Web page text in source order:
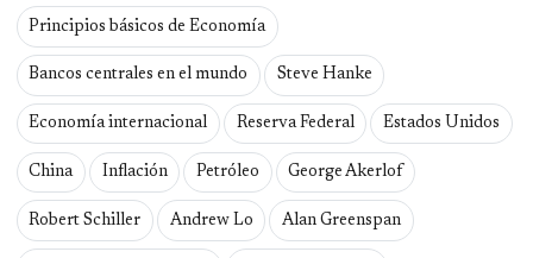
Principios básicos de Economía
Bancos centrales en el mundo Steve Hanke
Economía internacional Reserva Federal Estados Unidos
China Inflación Petróleo George Akerlof
Robert Schiller Andrew Lo Alan Greenspan